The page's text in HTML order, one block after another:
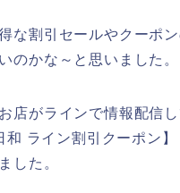
な割引セールやクーポ
のかな～と思いました。
店がラインで情報配信
ライン割引クーポン
した。